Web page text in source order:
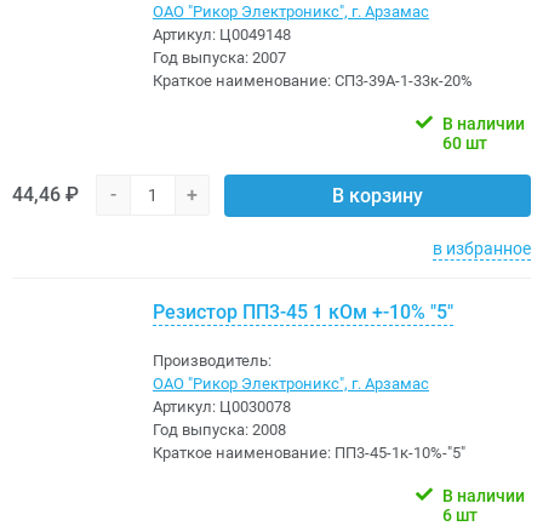
ОАО "Рикор Электроникс", г. Арзамас
Артикул: Ц0049148
Год выпуска: 2007
Краткое наименование: СП3-39А-1-33к-20%
В наличии
60 шт
44,46 ₽ - + В корзину
в избранное
Резистор ПП3-45 1 кОм +-10% "5"
Производитель:
ОАО "Рикор Электроникс", г. Арзамас
Артикул: Ц0030078
Год выпуска: 2008
Краткое наименование: ПП3-45-1к-10%-"5"
В наличии
6 шт